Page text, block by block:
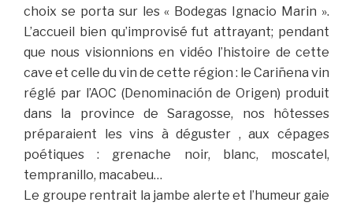
choix se porta sur les « Bodegas Ignacio Marin ».
L’accueil bien qu’improvisé fut attrayant; pendant
que nous visionnions en vidéo l’histoire de cette
cave et celle du vin de cette région : le Cariñena vin
réglé par l’AOC (Denominación de Origen) produit
dans la province de Saragosse, nos hôtesses
préparaient les vins à déguster , aux cépages
poétiques : grenache noir, blanc, moscatel,
tempranillo, macabeu…
Le groupe rentrait la jambe alerte et l’humeur gaie